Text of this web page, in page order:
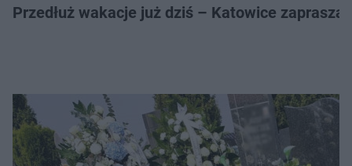
Przedłuż wakacje już dziś – Katowice